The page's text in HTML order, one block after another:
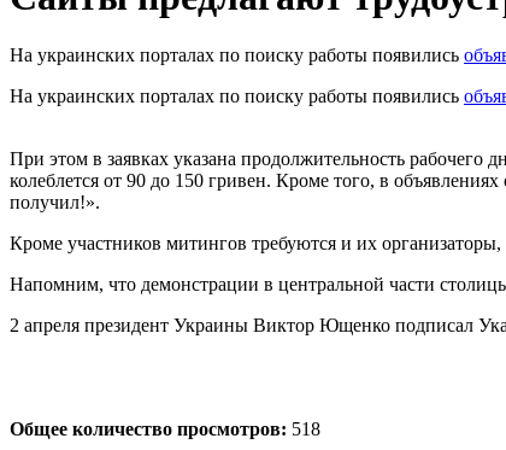
На украинских порталах по поиску работы появились
На украинских порталах по поиску работы появились
При этом в заявках указана продолжительность рабочего
колеблется от 90 до 150 гривен. Кроме того, в
получил!».
Кроме участников митингов требуются и их
Напомним, что демонстрации в центральной части
2 апреля президент Украины Виктор Ющенко подписал
Общее количество просмотров: 518